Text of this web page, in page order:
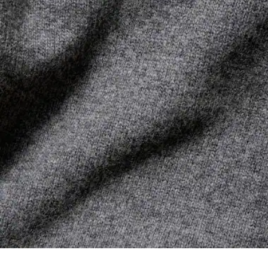
BÜGELN MIT MITTLERER TEMPERATUR 150
GRAD CELSIUS
NICHT CHEMISCH REINIGEN
TROCKNEN AUF DER WASCHELEINE
Ökosystems... kein einziger Faden wird ohne die Aufsicht
des Krokodils gewebt.
Erfahren Sie hier mehr